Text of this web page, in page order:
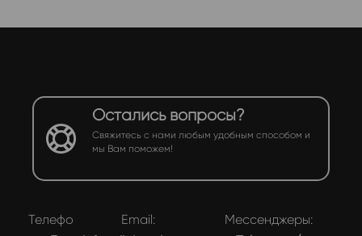
Остались вопросы?
Свяжитесь с нами любым удобным способом и
мы Вам поможем!
Телефон:
Email:
Мессенджеры: